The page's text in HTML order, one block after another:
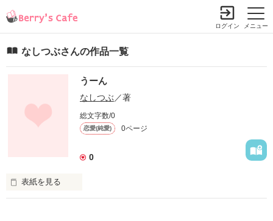
メニュー
ログイン
なしつぶさんの作品一覧
うーん
なしつぶ ／著
総文字数/0
恋愛(純愛) 0ページ
0
表紙を見る